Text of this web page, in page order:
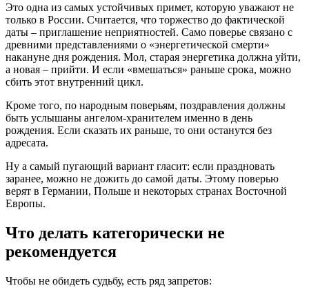
Это одна из самых устойчивых примет, которую уважают не
только в России. Считается, что торжество до фактической
даты – приглашение неприятностей. Само поверье связано с
древними представлениями о «энергетической смерти»
накануне дня рождения. Мол, старая энергетика должна уйти,
а новая – прийти. И если «вмешаться» раньше срока, можно
сбить этот внутренний цикл.
Кроме того, по народным поверьям, поздравления должны
быть услышаны ангелом-хранителем именно в день
рождения. Если сказать их раньше, то они останутся без
адресата.
Ну а самый пугающий вариант гласит: если праздновать
заранее, можно не дожить до самой даты. Этому поверью
верят в Германии, Польше и некоторых странах Восточной
Европы.
Что делать категорически не
рекомендуется
Чтобы не обидеть судьбу, есть ряд запретов: